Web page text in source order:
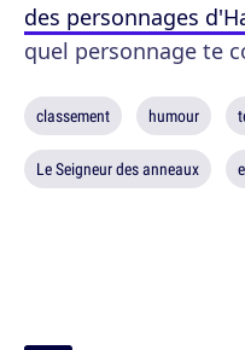
des personnages
quel personnage te
classement humour
Le Seigneur des anneaux